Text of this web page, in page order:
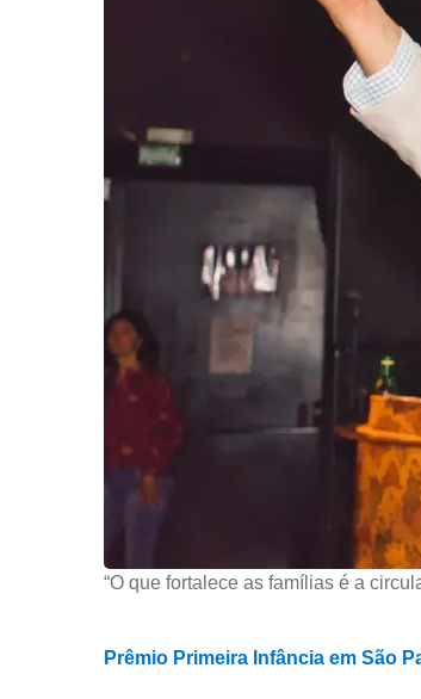
“O que fortalece as famílias é a
Prêmio Primeira Infância em São